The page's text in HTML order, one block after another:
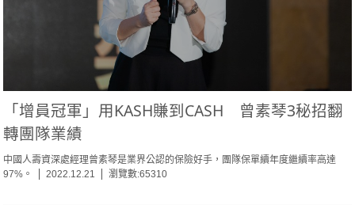
「增員冠軍」用KASH賺到CASH 曾素琴3秘招翻
轉團隊業績
中國人壽資深處經理曾素琴是業界公認的保險好手，團隊保單續年度繼續率高達
97%。
2022.12.21 瀏覽數:65310